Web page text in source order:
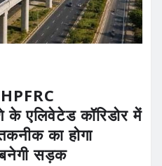
कॉरिडोर में
का होगा
सड़क